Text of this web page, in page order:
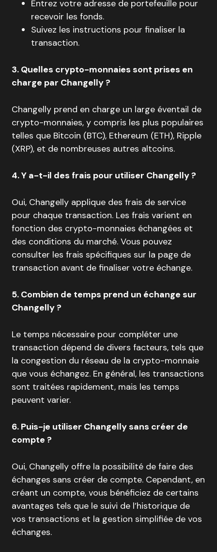
Entrez votre adresse de portefeuille pour
recevoir les fonds.
Suivez les instructions pour finaliser la
transaction.
3. Quelles crypto-monnaies sont prises en
charge par Changelly ?
Changelly prend en charge un large éventail de
crypto-monnaies, y compris les plus populaires
telles que Bitcoin (BTC), Ethereum (ETH), Ripple
(XRP), et de nombreuses autres altcoins.
4. Y a-t-il des frais pour utiliser Changelly ?
Oui, Changelly applique des frais de service
pour chaque transaction. Les frais varient en
fonction des crypto-monnaies échangées et
des conditions du marché. Vous pouvez
consulter les frais spécifiques sur la page de
transaction avant de finaliser votre échange.
5. Combien de temps prend un échange sur
Changelly ?
Le temps nécessaire pour compléter une
transaction dépend de divers facteurs, tels que
la congestion du réseau de la crypto-monnaie
que vous échangez. En général, les transactions
sont traitées rapidement, mais les temps
peuvent varier.
6. Puis-je utiliser Changelly sans créer de
compte ?
Oui, Changelly offre la possibilité de faire des
échanges sans créer de compte. Cependant, en
créant un compte, vous bénéficiez de certains
avantages tels que le suivi de l’historique de
vos transactions et la gestion simplifiée de vos
échanges.